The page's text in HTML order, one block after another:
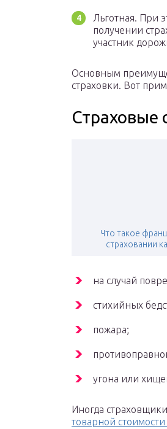
Льготная. При
получении
участник
Основным
страховки. Вот
Страховые
Что такое
страховании
на случай
стихийных
пожара;
угона или
Иногда
товарной